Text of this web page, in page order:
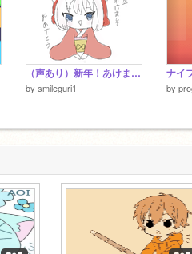
（声あり）新年！あけまして！おめでとぉぉぉ。今年もよろしくね）
by smileguri1
ナイ
by